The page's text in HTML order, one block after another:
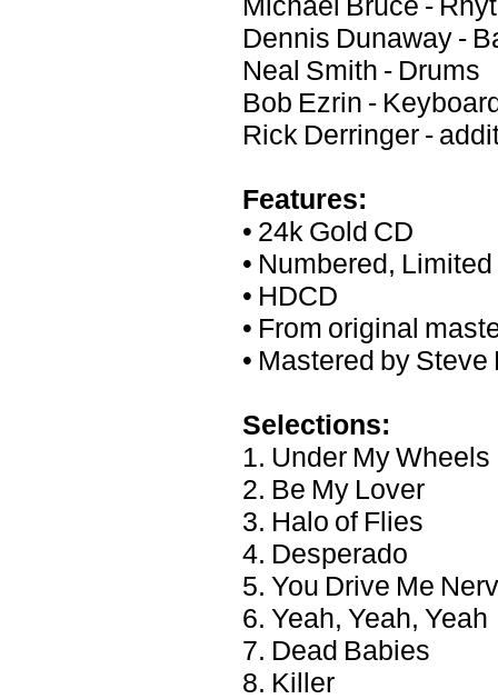
Dennis Dunaway -
Neal Smith - Drums
Bob Ezrin -
Rick Derringer -
Features:
• 24k Gold CD
• Numbered,
• HDCD
• From original
• Mastered by Steve
Selections:
1. Under My Wheels
2. Be My Lover
3. Halo of Flies
4. Desperado
5. You Drive Me
6. Yeah, Yeah, Yeah
7. Dead Babies
8. Killer